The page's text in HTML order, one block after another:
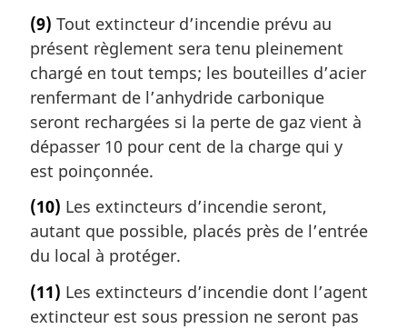
(9) Tout extincteur d’incendie prévu au
présent règlement sera tenu pleinement
chargé en tout temps; les bouteilles d’acier
renfermant de l’anhydride carbonique
seront rechargées si la perte de gaz vient à
dépasser 10 pour cent de la charge qui y
est poinçonnée.
(10) Les extincteurs d’incendie seront,
autant que possible, placés près de l’entrée
du local à protéger.
(11) Les extincteurs d’incendie dont l’agent
extincteur est sous pression ne seront pas